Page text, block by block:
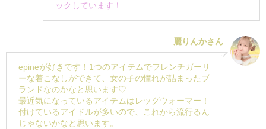
ックしています！
麗りんかさん
epineが好きです！1つのアイテムでフレンチガーリ
ーな着こなしができて、女の子の憧れが詰まったブ
ランドなのかなと思います♡
最近気になっているアイテムはレッグウォーマー！
付けているアイドルが多いので、これから流行るん
じゃないかなと思います。